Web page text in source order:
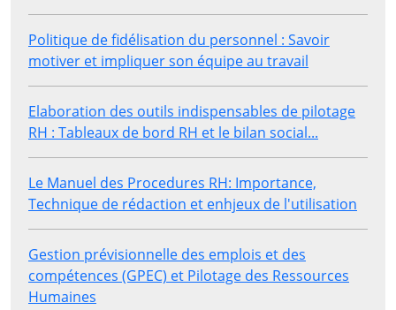
Politique de fidélisation du personnel : Savoir
motiver et impliquer son équipe au travail
Elaboration des outils indispensables de pilotage
RH : Tableaux de bord RH et le bilan social...
Le Manuel des Procedures RH: Importance,
Technique de rédaction et enhjeux de l'utilisation
Gestion prévisionnelle des emplois et des
compétences (GPEC) et Pilotage des Ressources
Humaines